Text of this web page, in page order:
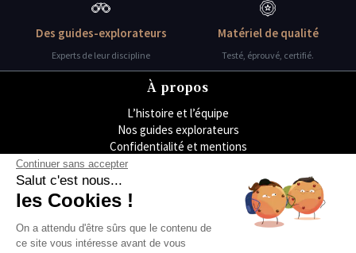
Des guides-explorateurs
Experts de leur discipline
Matériel de qualité
Testé, éprouvé, certifié.
À propos
L’histoire et l’équipe
Nos guides explorateurs
Confidentialité et mentions
Conditions générales de vente
Conditions générales d'utilisation
Avis Explora Project
Séminaires
Continuer sans accepter
Salut c'est nous...
les Cookies !
On a attendu d'être sûrs que le contenu de
ce site vous intéresse avant de vous